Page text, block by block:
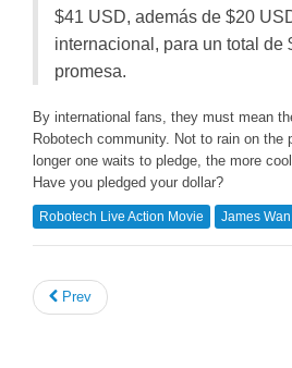
$41 USD, además de $20
internacional, para un total de
promesa.
By international fans, they must mean
Robotech community. Not to rain on the
longer one waits to pledge, the more
Have you pledged your dollar?
Robotech Live Action Movie James Wan
Prev